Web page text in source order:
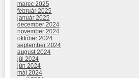
marec 2025
február 2025
január 2025
december 2024
november 2024
október 2024
september 2024
august 2024
júl 2024
jún 2024
máj 2024